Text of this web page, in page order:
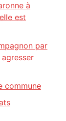
à
est
par
commune